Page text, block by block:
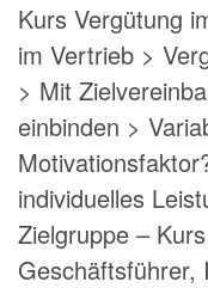
Kurs Vergütung
im Vertrieb >
> Mit
einbinden >
individuelles
Zielgruppe –
Geschäftsführer,